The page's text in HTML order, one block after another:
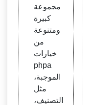
مجموعة
كبيرة
ومتنوعة
من
خيارات
phpa
الموجبة،
مثل
التصنيف،